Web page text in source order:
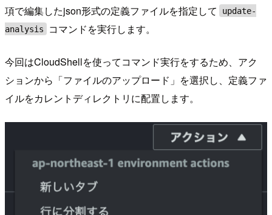
項で編集したjson形式の定義ファイルを指定して
update-
analysis
コマンドを実行します。
今回はCloudShellを使ってコマンド実行をするため、アク
ションから「ファイルのアップロード」を選択し、定義ファ
イルをカレントディレクトリに配置します。